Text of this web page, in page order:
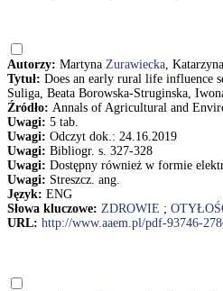
Autorzy: Martyna Zurawiecka, Katarzyna
Tytuł: Does an early rural life influence
Suliga, Beata Borowska-Struginska,
Źródło: Annals of Agricultural and
Uwagi: 5 tab.
Uwagi: Odczyt dok.: 24.16.2019
Uwagi: Bibliogr. s. 327-328
Uwagi: Dostępny również w formie
Uwagi: Streszcz. ang.
Język: ENG
Słowa kluczowe: ZDROWIE ;
URL: http://www.aaem.pl/pdf-93746-